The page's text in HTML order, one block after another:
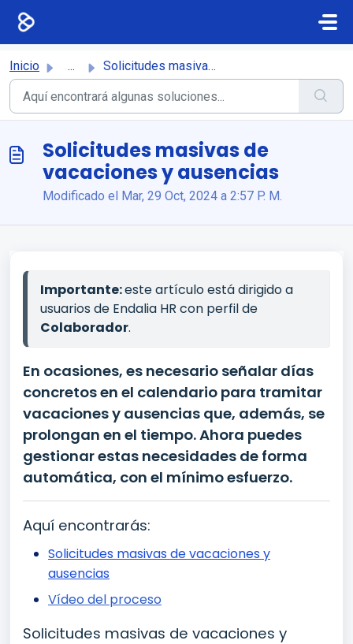
Inicio ... Solicitudes masivas de vacaciones y ausencias
Solicitudes masivas de
vacaciones y ausencias
Modificado el Mar, 29 Oct, 2024 a 2:57 P. M.
Importante: este artículo está dirigido a
Colaborador.
En ocasiones, es necesario señalar días
concretos en el calendario para tramitar
vacaciones y ausencias que, además, se
prolongan en el tiempo. Ahora puedes
gestionar estas necesidades de forma
automática, con el mínimo esfuerzo.
Aquí encontrarás:
Solicitudes masivas de vacaciones y
ausencias
Vídeo del proceso
Solicitudes masivas de vacaciones y